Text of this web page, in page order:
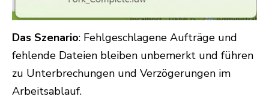
Das Szenario: Fehlgeschlagene Aufträge und
fehlende Dateien bleiben unbemerkt und führen
zu Unterbrechungen und Verzögerungen im
Arbeitsablauf.